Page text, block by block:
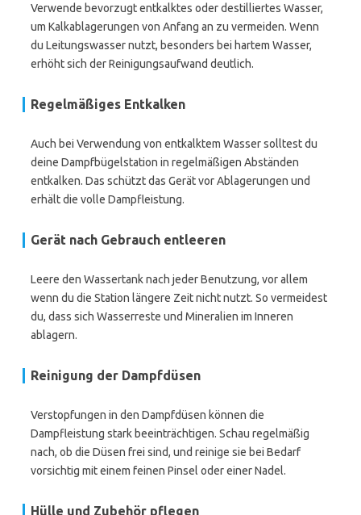
Verwende bevorzugt entkalktes oder destilliertes Wasser,
um Kalkablagerungen von Anfang an zu vermeiden. Wenn
du Leitungswasser nutzt, besonders bei hartem Wasser,
erhöht sich der Reinigungsaufwand deutlich.
Regelmäßiges Entkalken
Auch bei Verwendung von entkalktem Wasser solltest du
deine Dampfbügelstation in regelmäßigen Abständen
entkalken. Das schützt das Gerät vor Ablagerungen und
erhält die volle Dampfleistung.
Gerät nach Gebrauch entleeren
Leere den Wassertank nach jeder Benutzung, vor allem
wenn du die Station längere Zeit nicht nutzt. So vermeidest
du, dass sich Wasserreste und Mineralien im Inneren
ablagern.
Reinigung der Dampfdüsen
Verstopfungen in den Dampfdüsen können die
Dampfleistung stark beeinträchtigen. Schau regelmäßig
nach, ob die Düsen frei sind, und reinige sie bei Bedarf
vorsichtig mit einem feinen Pinsel oder einer Nadel.
Hülle und Zubehör pflegen